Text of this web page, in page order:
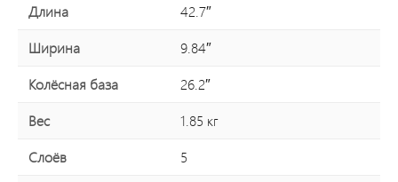
Длина
42.7″
Ширина
9.84″
Колёсная база
26.2″
Вес
1.85 кг
Слоёв
5